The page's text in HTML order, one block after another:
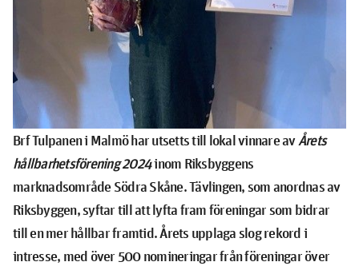
Brf Tulpanen i Malmö har utsetts till lokal vinnare avÅrets
hållbarhetsförening 2024inom Riksbyggens
marknadsområde Södra Skåne. Tävlingen, som anordnas av
Riksbyggen, syftar till att lyfta fram föreningar som bidrar
till en mer hållbar framtid. Årets upplaga slog rekord i
intresse, med över 500 nomineringar från föreningar över